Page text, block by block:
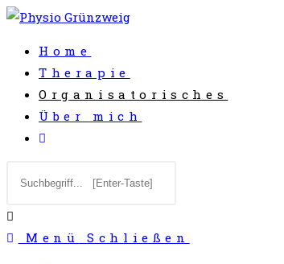
Zum
springen
Home
Therapie
Organisatorisches
Über mich
Website-
umschalten
durchsuchen
close
Menü Schließen